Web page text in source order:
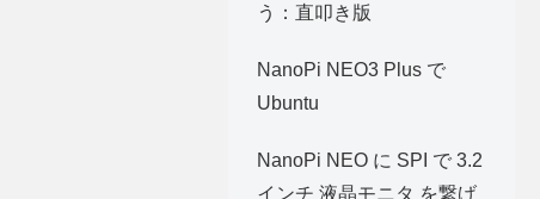
う：直叩き版
NanoPi NEO3 Plus で
Ubuntu
NanoPi NEO に SPI で 3.2
インチ 液晶モニタ を繋げ